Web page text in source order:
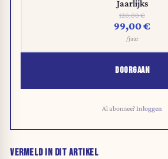
Jaarlijks
120,00 €
99,00 €
/jaar
DOORGAAN
Al abonnee?Inloggen
VERMELD IN DIT ARTIKEL